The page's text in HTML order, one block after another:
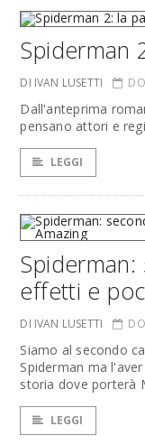
Spiderman
DI IVAN LUSETTI
Dall'anteprima
pensano attori e
LEGGI
effetti e
DI IVAN LUSETTI
Siamo al secondo
Spiderman ma
storia dove porterà
LEGGI